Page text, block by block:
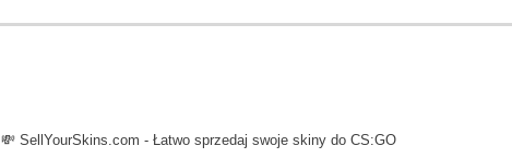
💸 SellYourSkins.com - Łatwo sprzedaj swoje skiny do CS:GO